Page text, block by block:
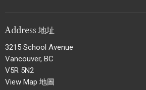
Address 地址
3215 School Avenue
Vancouver, BC
V5R 5N2
View Map 地圖